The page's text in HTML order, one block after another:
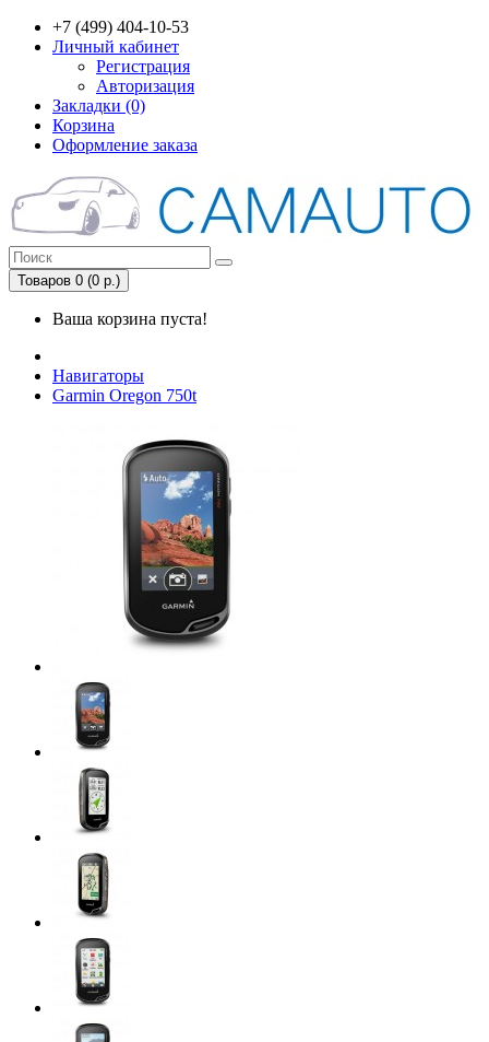
+7 (499) 404-10-53
Личный кабинет
Регистрация
Авторизация
Закладки (0)
Корзина
Оформление заказа
Товаров 0 (0 р.)
Ваша корзина пуста!
Навигаторы
Garmin Oregon 750t